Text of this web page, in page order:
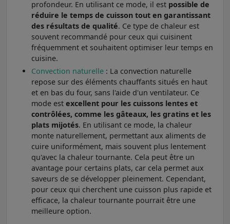
profondeur. En utilisant ce mode, il est possible de
réduire le temps de cuisson tout en garantissant
des résultats de qualité. Ce type de chaleur est
souvent recommandé pour ceux qui cuisinent
fréquemment et souhaitent optimiser leur temps en
cuisine.
Convection naturelle : La convection naturelle
repose sur des éléments chauffants situés en haut
et en bas du four, sans l'aide d'un ventilateur. Ce
mode est excellent pour les cuissons lentes et
contrôlées, comme les gâteaux, les gratins et les
plats mijotés. En utilisant ce mode, la chaleur
monte naturellement, permettant aux aliments de
cuire uniformément, mais souvent plus lentement
qu'avec la chaleur tournante. Cela peut être un
avantage pour certains plats, car cela permet aux
saveurs de se développer pleinement. Cependant,
pour ceux qui cherchent une cuisson plus rapide et
efficace, la chaleur tournante pourrait être une
meilleure option.